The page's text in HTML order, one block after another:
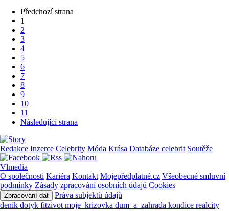
Předchozí strana
1
2
3
4
5
6
7
8
9
10
11
Následující strana
Redakce Inzerce Celebrity Móda Krása Databáze celebrit Soutěže
Vlmedia
O společnosti Kariéra Kontakt Mojepředplatné.cz Všeobecné smluvní
podmínky Zásady zpracování osobních údajů Cookies
Zpracování dat
Práva subjektů údajů
denik dotyk fitzivot moje_krizovka dum_a_zahrada kondice realcity